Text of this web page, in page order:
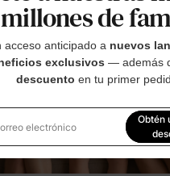
de
acceso anticipado a nuevos
exclusivos — además
descuento en tu primer
electrónico
Obtén
Política de